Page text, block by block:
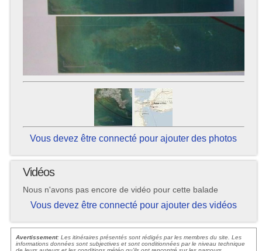
Vous devez être connecté pour ajouter des photos
Vidéos
Nous n'avons pas encore de vidéo pour cette balade
Vous devez être connecté pour ajouter des vidéos
Avertissement: Les itinéraires présentés sont rédigés par les membres du site. Les
informations données sont subjectives et sont conditionnées par le niveau technique